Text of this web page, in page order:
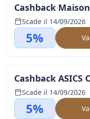
Cashback
Scade il 14/09/2026
5%
Cashback ASICS
Scade il 14/09/2026
5%